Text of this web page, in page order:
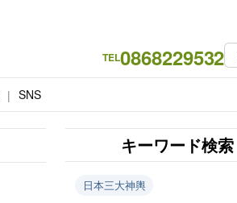
TEL0868229532
SNS
キーワード検索
日本三大神輿